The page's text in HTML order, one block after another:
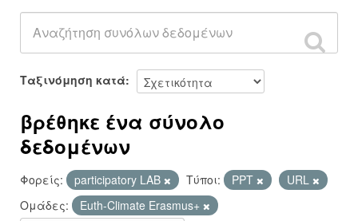
Ταξινόμηση κατά
βρέθηκε ένα σύνολο
δεδομένων
Φορείς: participatory LAB Τύποι: PPT
URL
Ομάδες:
Euth-Climate Erasmus+